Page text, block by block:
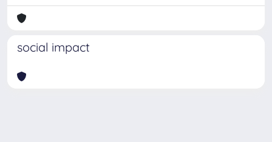
social impact